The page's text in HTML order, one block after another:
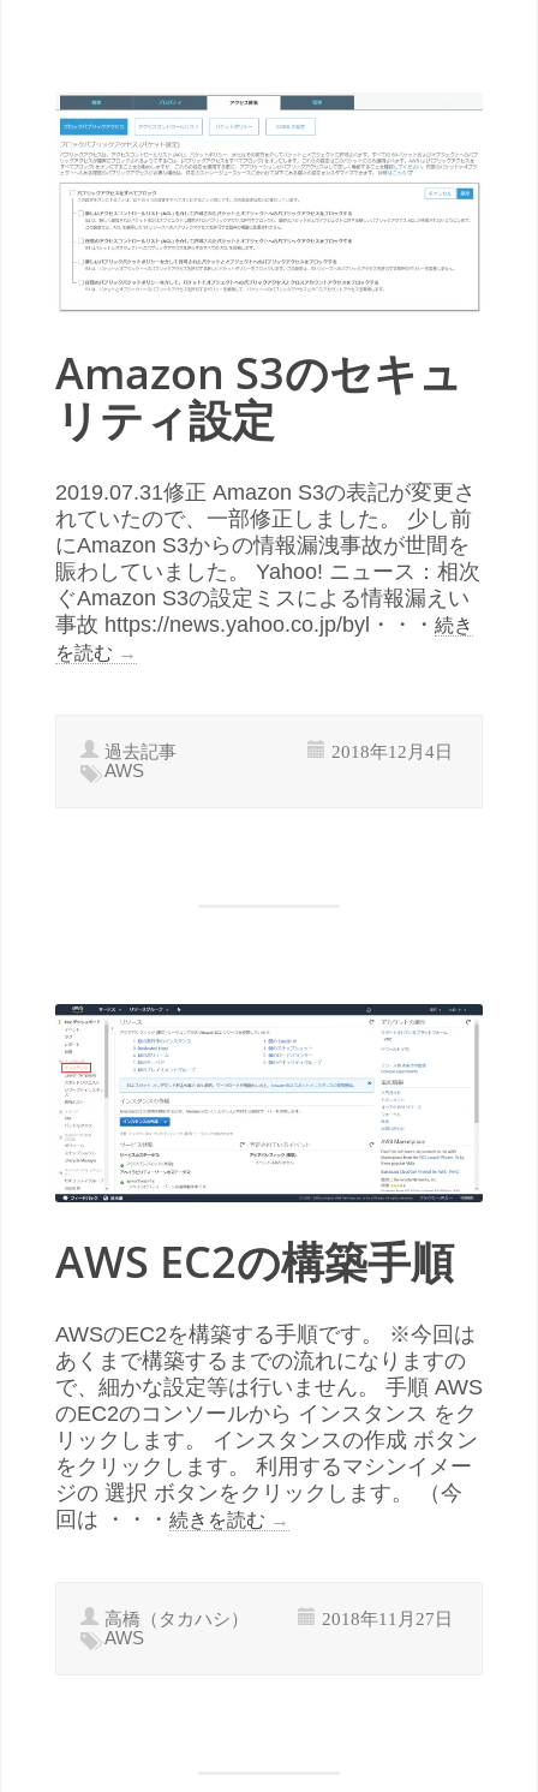
Amazon S3のセキュ
リティ設定
2019.07.31修正 Amazon S3の表記が変更さ
れていたので、一部修正しました。 少し前
にAmazon S3からの情報漏洩事故が世間を
賑わしていました。 Yahoo! ニュース：相次
ぐAmazon S3の設定ミスによる情報漏えい
事故 https://news.yahoo.co.jp/byl・・・ 続き
を読む →
過去記事 2018年12月4日
AWS
AWS EC2の構築手順
AWSのEC2を構築する手順です。 ※今回は
あくまで構築するまでの流れになりますの
で、細かな設定等は行いません。 手順 AWS
のEC2のコンソールから インスタンス をク
リックします。 インスタンスの作成 ボタン
をクリックします。 利用するマシンイメー
ジの 選択 ボタンをクリックします。 （今
回は ・・・ 続きを読む →
高橋（タカハシ） 2018年11月27日
AWS